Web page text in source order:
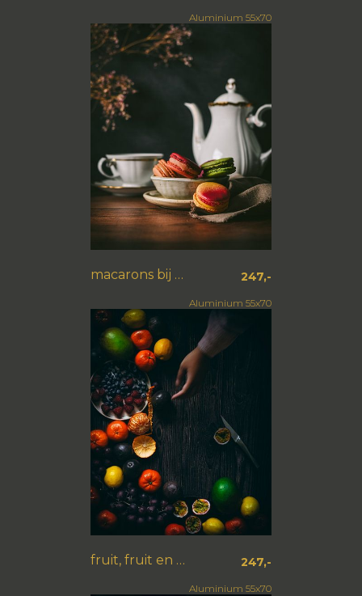
Aluminium 55x70
macarons bij de thee 247,-
Aluminium 55x70
fruit, fruit en nog meer fruit 247,-
Aluminium 55x70